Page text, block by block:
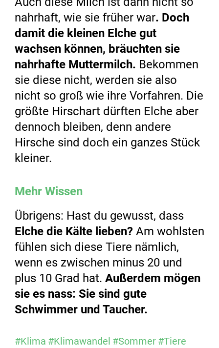
nahrhaft, wie sie früher war. Doch
damit die kleinen Elche gut
wachsen können, bräuchten sie
nahrhafte Muttermilch. Bekommen
sie diese nicht, werden sie also
nicht so groß wie ihre Vorfahren. Die
größte Hirschart dürften Elche aber
dennoch bleiben, denn andere
Hirsche sind doch ein ganzes Stück
kleiner.
Mehr Wissen
Übrigens: Hast du gewusst, dass
Elche die Kälte lieben? Am wohlsten
fühlen sich diese Tiere nämlich,
wenn es zwischen minus 20 und
plus 10 Grad hat. Außerdem mögen
sie es nass: Sie sind gute
Schwimmer und Taucher.
#Klima #Klimawandel #Sommer #Tiere